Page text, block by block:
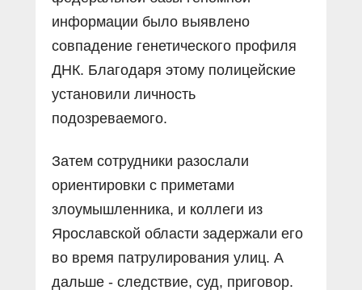
информации было выявлено
совпадение генетического профиля
ДНК. Благодаря этому полицейские
установили личность
подозреваемого.
Затем сотрудники разослали
ориентировки с приметами
злоумышленника, и коллеги из
Ярославской области задержали его
во время патрулирования улиц. А
дальше - следствие, суд, приговор.